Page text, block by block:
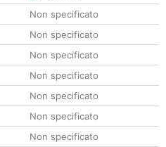
Non specificato
Non specificato
Non specificato
Non specificato
Non specificato
Non specificato
Non specificato